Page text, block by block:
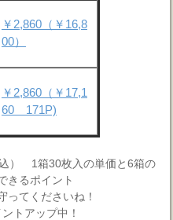
￥2,860（￥16,8
00）
￥2,860（￥17,1
60 171P)
） 1箱30枚入の単価と6箱の
きるポイント
ってくださいね！
トアップ中！